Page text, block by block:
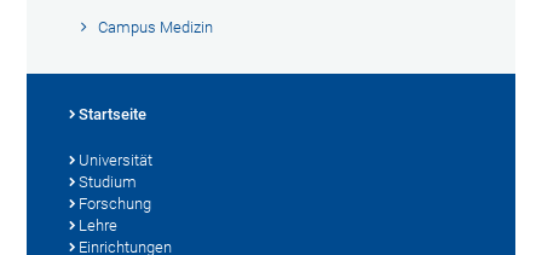
Campus Medizin
Startseite
Universität
Studium
Forschung
Lehre
Einrichtungen